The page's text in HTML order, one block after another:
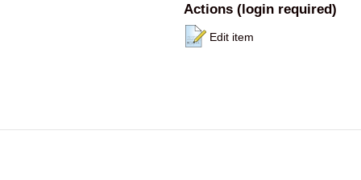
Actions (login required)
Edit item